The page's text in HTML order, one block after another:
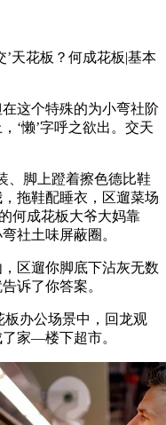
花板？何成花板|基本
这个特殊的为小弯社阶
‘懒’字呼之欲出。交天
脚上蹬着擦色德比鞋
拖鞋配睡衣，区遛菜场
何成花板大爷大妈靠
社土味屏蔽圈。
区遛你脚底下沾灰无数
诉了你答案。
办公场景中，回龙观
家—楼下超市。